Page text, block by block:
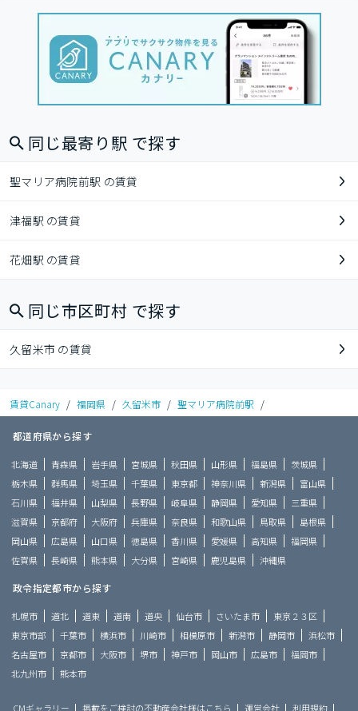
同じ最寄り駅 で探す
聖マリア病院前駅 の賃貸
津福駅 の賃貸
花畑駅 の賃貸
同じ市区町村 で探す
久留米市 の賃貸
賃貸Canary / 福岡県 / 久留米市 / 聖マリア病院前駅 /
都道府県から探す
北海道 青森県 岩手県 宮城県 秋田県 山形県 福島県
茨城県
栃木県
群馬県 埼玉県 千葉県 東京都 神奈川県 新潟県
富山県
石川県
福井県 山梨県 長野県 岐阜県 静岡県 愛知県
三重県
滋賀県
京都府 大阪府 兵庫県 奈良県 和歌山県 鳥取県
島根県
岡山県
広島県 山口県 徳島県 香川県 愛媛県 高知県
福岡県
佐賀県
長崎県 熊本県 大分県 宮崎県 鹿児島県 沖縄県
政令指定都市から探す
札幌市 道北 道東 道南 道央 仙台市 さいたま市
東京２３区
東京市部
千葉市 横浜市 川崎市 相模原市 新潟市 静岡市
浜松市
名古屋市
京都市 大阪市 堺市 神戸市 岡山市 広島市
福岡市
北九州市
熊本市
CMギャラリー 掲載をご検討の不動産会社様はこちら 運営会社 利用規約